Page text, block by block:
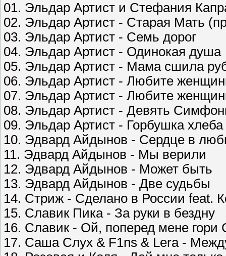
01. Эльдар Артист и Стефания
02. Эльдар Артист - Старая Мать
03. Эльдар Артист - Семь дорог
04. Эльдар Артист - Одинокая душа
05. Эльдар Артист - Мама сшила
06. Эльдар Артист - Любите
07. Эльдар Артист - Любите
08. Эльдар Артист - Девять
09. Эльдар Артист - Горбушка хлеба
10. Эдвард Айдынов - Сердце в
11. Эдвард Айдынов - Мы верили
12. Эдвард Айдынов - Может быть
13. Эдвард Айдынов - Две судьбы
14. Стриж - Сделано в России feat.
15. Славик Пика - За руки в бездну
16. Славик - Ой, поперед мене гори
17. Саша Слух & F1ns & Lera -